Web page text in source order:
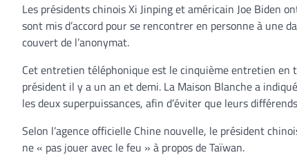
Les présidents chinois Xi Jinping et américain Joe Biden
sont mis d’accord pour se rencontrer en personne à une
couvert de l’anonymat.
Cet entretien téléphonique est le cinquième entretien
président il y a un an et demi. La Maison Blanche a
les deux superpuissances, afin d’éviter que leurs
Selon l’agence officielle Chine nouvelle, le président
ne « pas jouer avec le feu » à propos de Taïwan.